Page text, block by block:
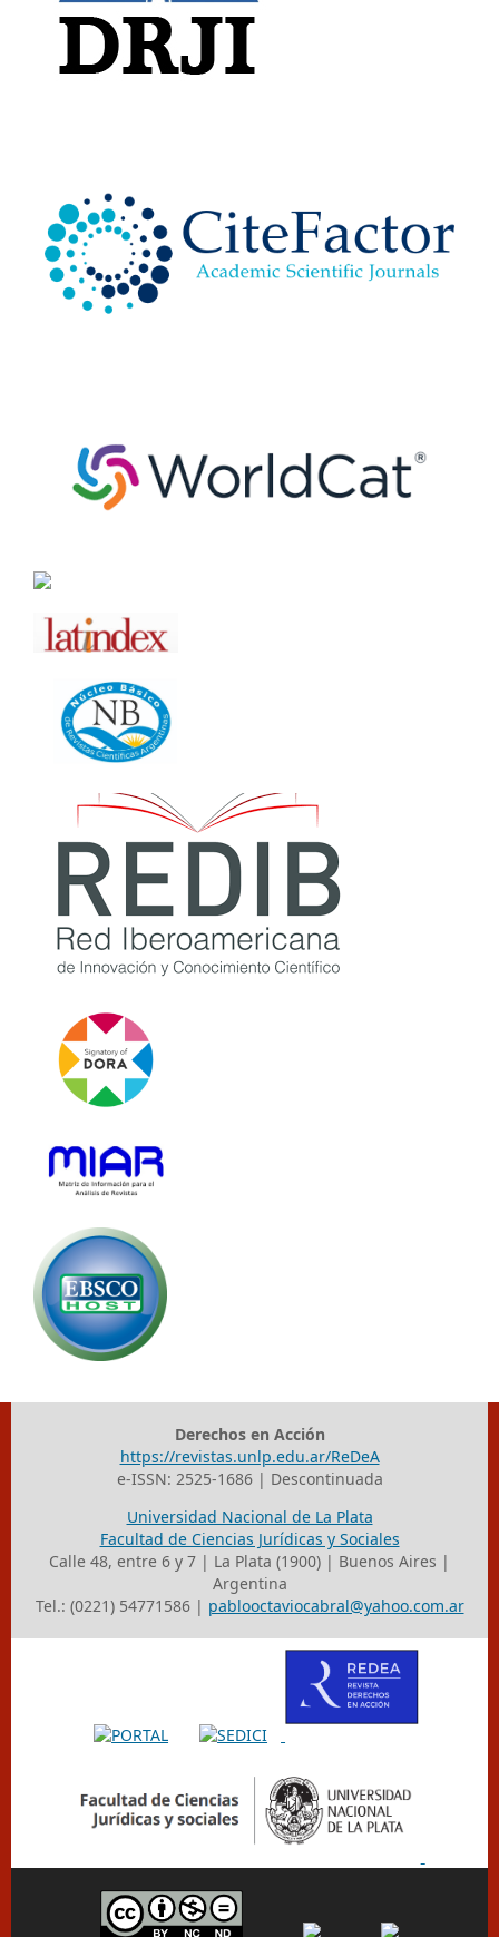
Derechos en Acción
https://revistas.unlp.edu.ar/ReDeA
e-ISSN: 2525-1686 | Descontinuada
Universidad Nacional de La Plata
Facultad de Ciencias Jurídicas y Sociales
Calle 48, entre 6 y 7 | La Plata (1900) | Buenos Aires |
Argentina
Tel.: (0221) 54771586 | pablooctaviocabral@yahoo.com.ar